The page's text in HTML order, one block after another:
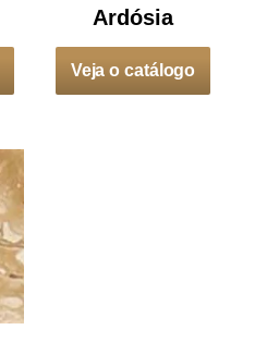
Ardósia
Veja o catálogo